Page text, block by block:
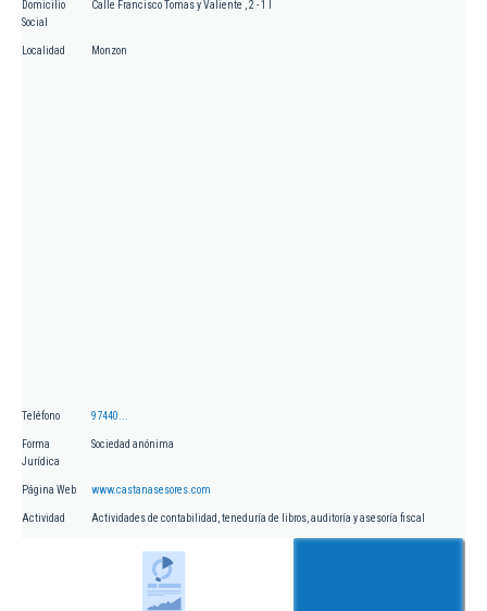
Domicilio
Social
Calle Francisco Tomas y Valiente , 2 - 1 I
Localidad Monzon
Teléfono 97440...
Forma
Jurídica
Sociedad anónima
Página Web www.castanasesores.com
Actividad Actividades de contabilidad, teneduría de libros, auditoría y asesoría fiscal